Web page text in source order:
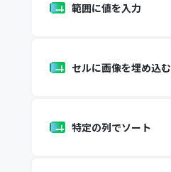
範囲に値を入力
セルに画像を埋め込む
特定の列でソート